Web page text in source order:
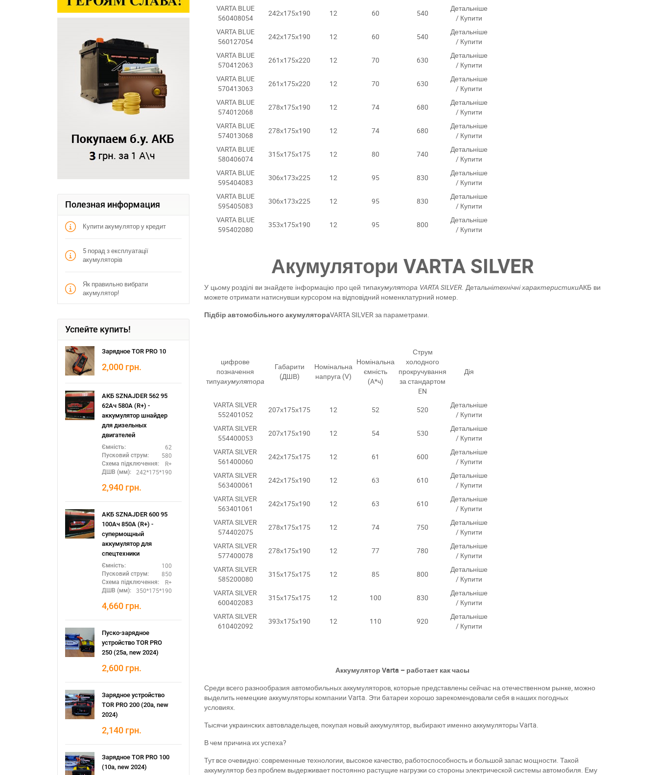
Полезная информация
Купити акумулятор у кредит
5 порад з експлуатації
акумуляторів
Як правильно вибрати
акумулятор!
Успейте купить!
Зарядное TOR PRO 10
2,000 грн.
АКБ SZNAJDER 562 95
62Ач 580А (R+) -
аккумулятор шнайдер
для дизельных
двигателей
Ємність: 62
Пусковий струм: 580
Схема підключення: R+
ДШВ (мм): 242*175*190
2,940 грн.
АКБ SZNAJDER 600 95
100Ач 850А (R+) -
супермощный
аккумулятор для
спецтехники
Ємність: 100
Пусковий струм: 850
Схема підключення: R+
ДШВ (мм): 350*175*190
4,660 грн.
Пуско-зарядное
устройство TOR PRO
250 (25а, new 2024)
2,600 грн.
Зарядное устройство
TOR PRO 200 (20а, new
2024)
2,140 грн.
Зарядное TOR PRO 100
(10а, new 2024)
VARTA BLUE
560408054
242х175х190 12 60 540
Детальніше
/ Купити
VARTA BLUE
560127054
242х175х190 12 60 540
Детальніше
/ Купити
VARTA BLUE
570412063
261х175х220 12 70 630
Детальніше
/ Купити
VARTA BLUE
570413063
261х175х220 12 70 630
Детальніше
/ Купити
VARTA BLUE
574012068
278х175х190 12 74 680
Детальніше
/ Купити
VARTA BLUE
574013068
278х175х190 12 74 680
Детальніше
/ Купити
VARTA BLUE
580406074
315х175х175 12 80 740
Детальніше
/ Купити
VARTA BLUE
595404083
306х173х225 12 95 830
Детальніше
/ Купити
VARTA BLUE
595405083
306х173х225 12 95 830
Детальніше
/ Купити
VARTA BLUE
595402080
353х175х190 12 95 800
Детальніше
/ Купити
Акумулятори VARTA SILVER
У цьому розділі ви знайдете інформацію про цей типакумулятора VARTA SILVER. Детальнітехнічні характеристикиАКБ ви
можете отримати натиснувши курсором на відповідний номенклатурний номер.
Підбір автомобільного акумулятораVARTA SILVER за параметрами.
цифрове
позначення
типуакумулятора
Габарити
(ДШВ)
Номінальна
напруга (V)
Номінальна
ємність
(A*ч)
Струм
холодного
прокручування
за стандартом
EN
Дія
VARTA SILVER
552401052
207х175х175 12 52 520
Детальніше
/ Купити
VARTA SILVER
554400053
207х175х190 12 54 530
Детальніше
/ Купити
VARTA SILVER
561400060
242х175х175 12 61 600
Детальніше
/ Купити
VARTA SILVER
563400061
242х175х190 12 63 610
Детальніше
/ Купити
VARTA SILVER
563401061
242х175х190 12 63 610
Детальніше
/ Купити
VARTA SILVER
574402075
278х175х175 12 74 750
Детальніше
/ Купити
VARTA SILVER
577400078
278х175х190 12 77 780
Детальніше
/ Купити
VARTA SILVER
585200080
315х175х175 12 85 800
Детальніше
/ Купити
VARTA SILVER
600402083
315х175х175 12 100 830
Детальніше
/ Купити
VARTA SILVER
610402092
393х175х190 12 110 920
Детальніше
/ Купити
Аккумулятор Varta – работает как часы
Среди всего разнообразия автомобильных аккумуляторов, которые представлены сейчас на отечественном рынке, можно
выделить немецкие аккумуляторы компании Varta. Эти батареи хорошо зарекомендовали себя в наших погодных
условиях.
Тысячи украинских автовладельцев, покупая новый аккумулятор, выбирают именно аккумуляторы Varta.
В чем причина их успеха?
Тут все очевидно: современные технологии, высокое качество, работоспособность и большой запас мощности. Такой
аккумулятор без проблем выдерживает постоянно растущие нагрузки со стороны электрической системы автомобиля. Ему
За відсутності звязку - дзвоніть, пишіть у Viber / Telegram (093) 600-51-11